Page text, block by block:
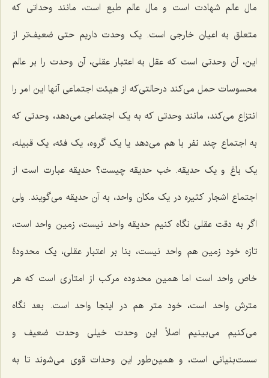
مال عالم شهادت است و مال عالم طبع است، مانند وحداتى که
متعلق به اعیان خارجى است. یک وحدت داریم حتى ضعیف‌تر از
این، آن وحدتى است که عقل به اعتبار عقلى، آن وحدت را بر عالم
محسوسات حمل مى‌کند درحالتى‌که از هیئت اجتماعى آنها این امر را
انتزاع مى‌کند، مانند وحدتى که به یک اجتماعى مى‌دهد، وحدتى که
به اجتماع چند نفر با هم می‌دهد یا یک گروه، یک فئه، یک قبیله،
یک باغ و یک حدیقه. خب حدیقه چیست؟ حدیقه عبارت است از
اجتماع اشجار کثیره در یک مکان واحد، به آن حدیقه مى‌گویند. ولى
اگر به دقت عقلى نگاه کنیم حدیقه واحد نیست، زمین واحد است،
تازه خود زمین هم واحد نیست، بنا بر اعتبار عقلى، یک محدودۀ
خاص واحد است اما همین محدوده مرکب از امتارى است که هر
مترش واحد است، خود متر هم در اینجا واحد است. بعد نگاه
می‌کنیم مى‌بینیم اصلاً این وحدت خیلى وحدت ضعیف و
سست‌بنیانى است، و همین‌طور این وحدات قوى مى‌شوند تا به